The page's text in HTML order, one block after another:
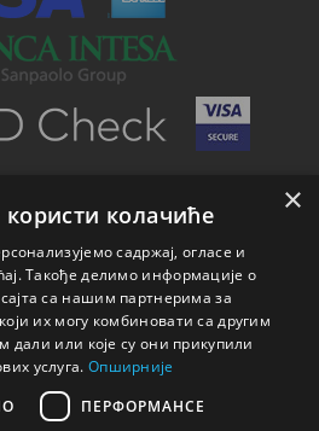
×
колачиће
садржај, огласе и
Такође делимо информације о
са нашим партнерима за
их могу комбиновати са другим
дали или које су они прикупили
услуга. Опширније
ПЕРФОРМАНСЕ